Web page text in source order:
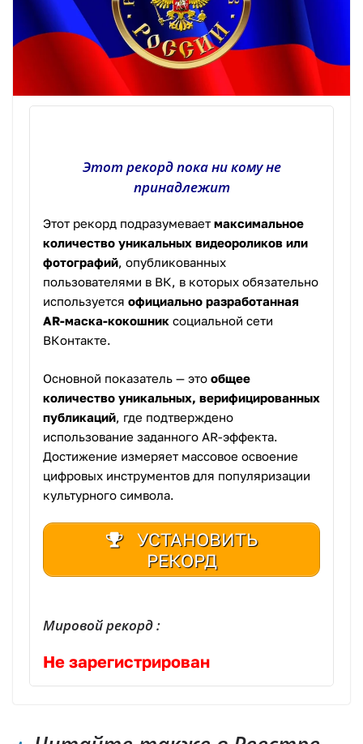
Этот рекорд пока ни кому не
принадлежит
Этот рекорд подразумевает максимальное
количество уникальных видеороликов или
фотографий, опубликованных
пользователями в ВК, в которых обязательно
используется официально разработанная
AR-маска-кокошник социальной сети
ВКонтакте.
Основной показатель — это общее
количество уникальных, верифицированных
публикаций, где подтверждено
использование заданного AR-эффекта.
Достижение измеряет массовое освоение
цифровых инструментов для популяризации
культурного символа.
УСТАНОВИТЬ
РЕКОРД
Мировой рекорд :
Не зарегистрирован